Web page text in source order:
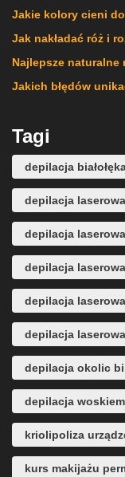
Jakie kolory cieni
Jak nakładać róż i
Najlepsze naturalne
Jakich błędów
Tagi
depilacja
depilacja
depilacja
depilacja
depilacja
depilacja
depilacja okolic
depilacja
kriolipoliza
kurs makijażu